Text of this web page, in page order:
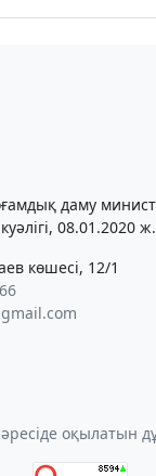
даму
08.01.2020 ж.
көшесі, 12/1
оқылатын